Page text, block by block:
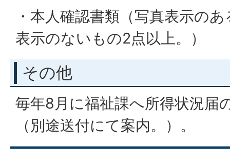
・本人確認書類（写真表示の
表示のないもの2点以上。）
その他
毎年8月に福祉課へ所得状況届
（別途送付にて案内。）。